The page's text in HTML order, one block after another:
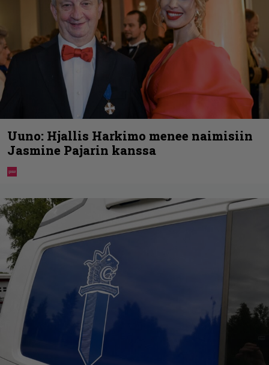
Uuno: Hjallis Harkimo menee naimisiin
Jasmine Pajarin kanssa